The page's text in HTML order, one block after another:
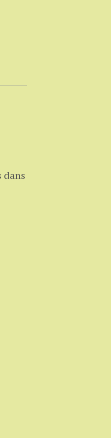
dans